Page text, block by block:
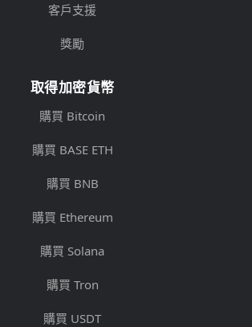
客戶支援
獎勵
取得加密貨幣
購買 Bitcoin
購買 BASE ETH
購買 BNB
購買 Ethereum
購買 Solana
購買 Tron
購買 USDT